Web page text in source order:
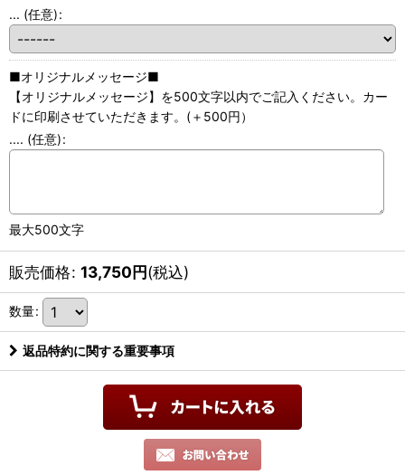
... (任意):
■オリジナルメッセージ■
【オリジナルメッセージ】を500文字以内でご記入ください。カー
ドに印刷させていただきます。(＋500円）
.... (任意):
最大500文字
販売価格: 13,750円(税込)
数量:
返品特約に関する重要事項